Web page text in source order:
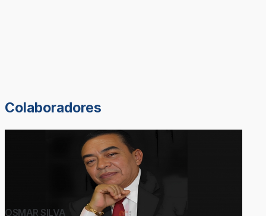
Colaboradores
OSMAR SILVA